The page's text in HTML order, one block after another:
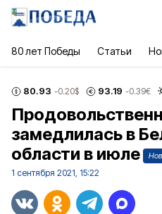
80 лет Победы Статьи
80.93 -0.20$ 93.19 -0.39€
замедлилась в
области в июле
1 сентября 2021, 15:22